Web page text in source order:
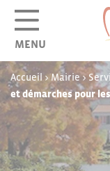
MENU
Accueil >Mairie>
et démarches pour
Panneau de gestion